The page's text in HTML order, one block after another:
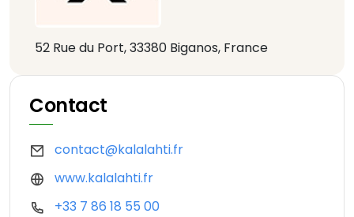
52 Rue du Port, 33380 Biganos, France
Contact
contact@kalalahti.fr
www.kalalahti.fr
+33 7 86 18 55 00